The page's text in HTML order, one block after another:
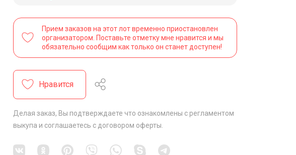
Прием заказов на этот лот временно приостановлен
организатором. Поставьте отметку мне нравится и мы
обязательно сообщим как только он станет доступен!
Нравится
Делая заказ, Вы подтверждаете что ознакомлены с регламентом
выкупа и соглашаетесь с договором оферты